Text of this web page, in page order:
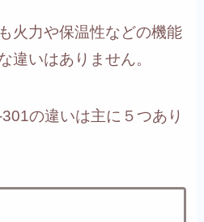
火力や保温性などの機能
違いはありません。
の違いは主に５つあり